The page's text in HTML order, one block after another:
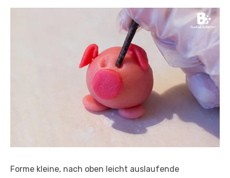
Forme kleine, nach oben leicht auslaufende